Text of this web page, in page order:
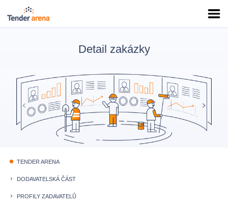
Detail zakázky
fiber_manual_record TENDER ARENA
keyboard_arrow_right DODAVATELSKÁ ČÁST
keyboard_arrow_right PROFILY ZADAVATELŮ